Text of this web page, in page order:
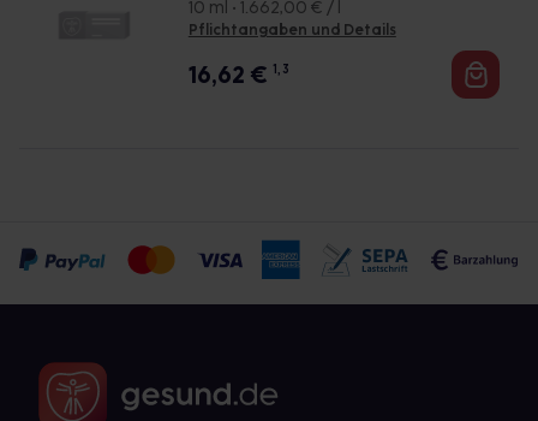
10 ml • 1.662,00 € / l
Pflichtangaben und Details
16,62 € 1, 3